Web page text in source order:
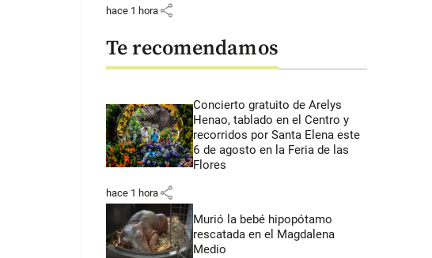
hace 1 hora share
Te recomendamos
Concierto gratuito de Arelys
Henao, tablado en el Centro y
recorridos por Santa Elena este
6 de agosto en la Feria de las
Flores
hace 1 hora share
Murió la bebé hipopótamo
rescatada en el Magdalena
Medio